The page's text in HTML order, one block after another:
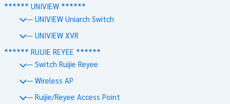
****** UNIVIEW ******
— UNIVIEW Uniarch Switch
— UNIVIEW XVR
****** RUIJIE REYEE ******
— Switch Ruijie Reyee
— Wireless AP
— Ruijie/Reyee Access Point